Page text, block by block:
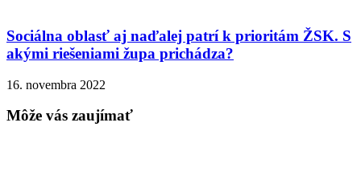
Sociálna oblasť aj naďalej patrí k prioritám ŽSK. S
akými riešeniami župa prichádza?
16. novembra 2022
Môže vás zaujímať